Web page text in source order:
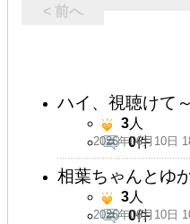
< 前へ
ハイ、視聴けて
2026年06月10日
3人
0件
相葉ちゃんとゆ
2026年06月10日
3人
0件